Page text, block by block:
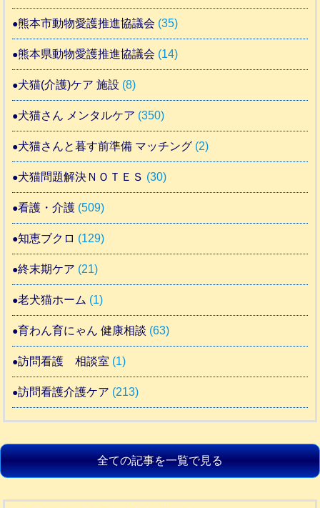
熊本市動物愛護推進協議会 (35)
熊本県動物愛護推進協議会 (14)
犬猫(介護)ケア 施設 (8)
犬猫さん メンタルケア (350)
犬猫さんと暮す前準備 マッチング (2)
犬猫問題解決ＮＯＴＥＳ (30)
看護・介護 (509)
知恵ブクロ (129)
終末期ケア (21)
老犬猫ホーム (1)
育わん育にゃん 健康相談 (63)
訪問看護 相談室 (1)
訪問看護介護ケア (213)
全ての記事を一覧で見る